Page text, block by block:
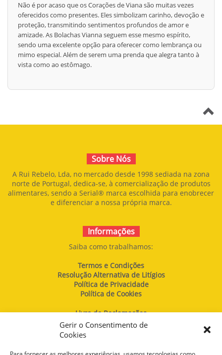
Gerir o Consentimento de
Cookies
Não é por acaso que os Corações de Viana são muitas vezes
oferecidos como presentes. Eles simbolizam carinho, devoção e
proteção, transmitindo sentimentos profundos de amor e
amizade. As Bolachas Vianna seguem esse mesmo espírito,
sendo uma excelente opção para oferecer como lembrança ou
mimo especial. Além de serem uma prenda que alegra tanto à
vista como ao estômago.
Sobre Nós
A Rui Rebelo, Lda, no mercado desde 1998 sediada na zona
norte de Portugal, dedica-se, à comercialização de produtos
alimentares, sendo a Serial® marca escolhida para enobrecer
e diferenciar a nossa própria marca.
Informações
Saiba como trabalhamos:
Termos e Condições
Resolução Alternativa de Litígios
Política de Privacidade
Política de Cookies
Livro de Reclamações